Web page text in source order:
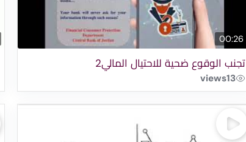
00:26
تجنب الوقوع ضحية للاحتيال المالي2
13
views